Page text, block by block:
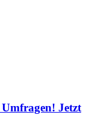
Jetzt